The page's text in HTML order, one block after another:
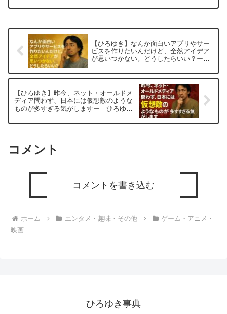
【ひろゆき】なんか面白いアプリやサー
ビスを作りたいんだけど、全然アイデア
が思いつかない。どうしたらいい？ー
【ひろゆき】昨今、ネット・オールドメ
ディア問わず、日本には仮想敵のような
ものが多すぎる気がしますー ひろゆき
コメント
コメントを書き込む
ホーム エンタメ・趣味・その他
ゲーム・アニメ・
映画
ひろゆき事典